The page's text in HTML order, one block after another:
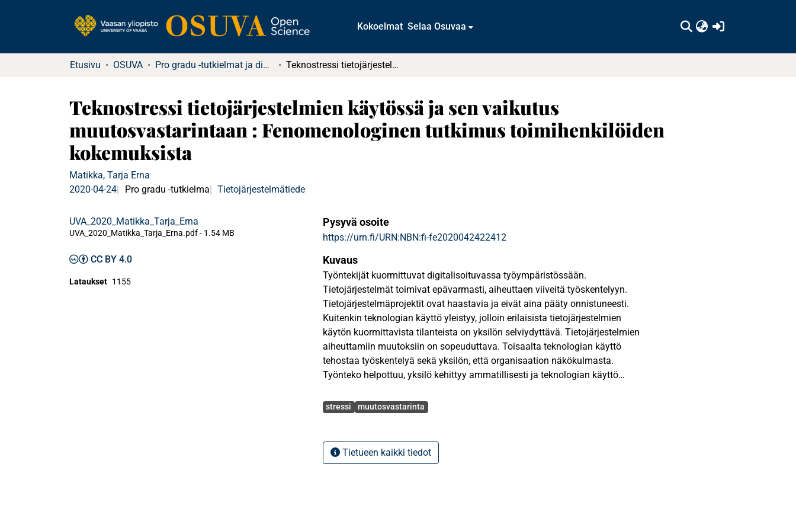
Kokoelmat Selaa Osuvaa
Etusivu OSUVA Pro gradu -tutkielmat ja diplomityöt Teknostressi tietojärjestelmien käytössä ja sen vaikutus muutosvastarintaan : Fenomenologinen tutkimus toimihenkilöiden kokemuksista
Teknostressi tietojärjestelmien käytössä ja sen vaikutus
muutosvastarintaan : Fenomenologinen tutkimus toimihenkilöiden
kokemuksista
Matikka, Tarja Erna
2020-04-24
Pro gradu -tutkielma Tietojärjestelmätiede
UVA_2020_Matikka_Tarja_Erna
UVA_2020_Matikka_Tarja_Erna.pdf - 1.54 MB
CC BY 4.0
Lataukset 1155
Pysyvä osoite
https://urn.fi/URN:NBN:fi-fe2020042422412
Kuvaus
Työntekijät kuormittuvat digitalisoituvassa työympäristössään.
Tietojärjestelmät toimivat epävarmasti, aiheuttaen viiveitä työskentelyyn.
Tietojärjestelmäprojektit ovat haastavia ja eivät aina pääty onnistuneesti.
Kuitenkin teknologian käyttö yleistyy, jolloin erilaisista tietojärjestelmien
käytön kuormittavista tilanteista on yksilön selviydyttävä. Tietojärjestelmien
aiheuttamiin muutoksiin on sopeuduttava. Toisaalta teknologian käyttö
tehostaa työskentelyä sekä yksilön, että organisaation näkökulmasta.
Työnteko helpottuu, yksilö kehittyy ammatillisesti ja teknologian käyttö
stressiä, jonka aiheuttaa tieto- ja viestintäteknologian kokonaisvaltainen
käyttö modernissa yhteiskunnassa. Teknostressi ilmenee fyysisenä,
Avainsanat
stressi muutosvastarinta
Tietueen kaikki tiedot